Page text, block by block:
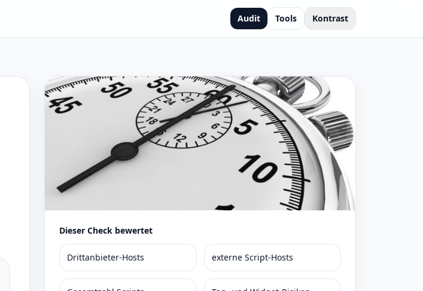
Audit Tools Kontrast
Dieser Check bewertet
Drittanbieter-Hosts externe Script-Hosts